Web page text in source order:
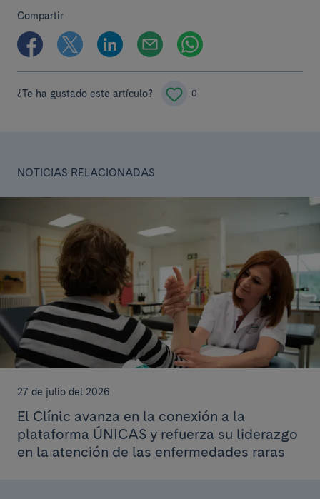
Compartir
¿Te ha gustado este artículo? 0
NOTICIAS RELACIONADAS
27 de julio del 2026
El Clínic avanza en la conexión a la
plataforma ÚNICAS y refuerza su liderazgo
en la atención de las enfermedades raras